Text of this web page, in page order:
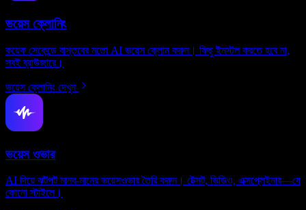
ভয়েস ক্লোনিং
কয়েক সেকেন্ডে বাস্তবের মতো AI ভয়েস ক্লোন করুন। কিছু ইনস্টল করতে হবে না,
সবই ব্রাউজারে।
ভয়েস ক্লোনিং দেখুন
ভয়েস ওভার
AI দিয়ে ঝটপট মানব-মানের ভয়েসওভার তৈরি করুন। টেক্সট, ভিডিও, এক্সপ্লেইনার—যে
কোনো স্টাইলে।